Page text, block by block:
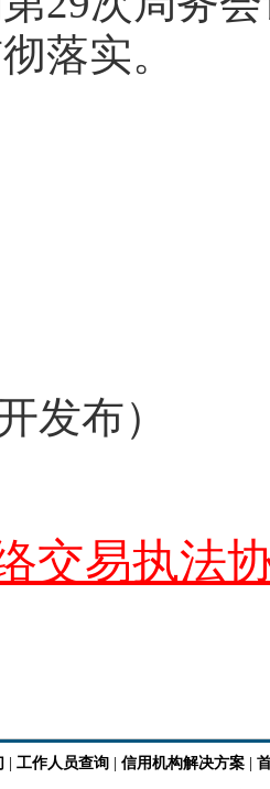
落实。
发布）
交易执法
工作人员查询 信用机构解决方案